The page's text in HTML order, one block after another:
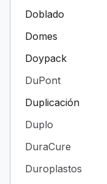
Doblado
Domes
Doypack
DuPont
Duplicación
Duplo
DuraCure
Duroplastos